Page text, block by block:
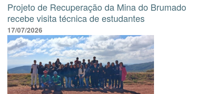
Projeto de Recuperação da Mina do Brumado
recebe visita técnica de estudantes
17/07/2026